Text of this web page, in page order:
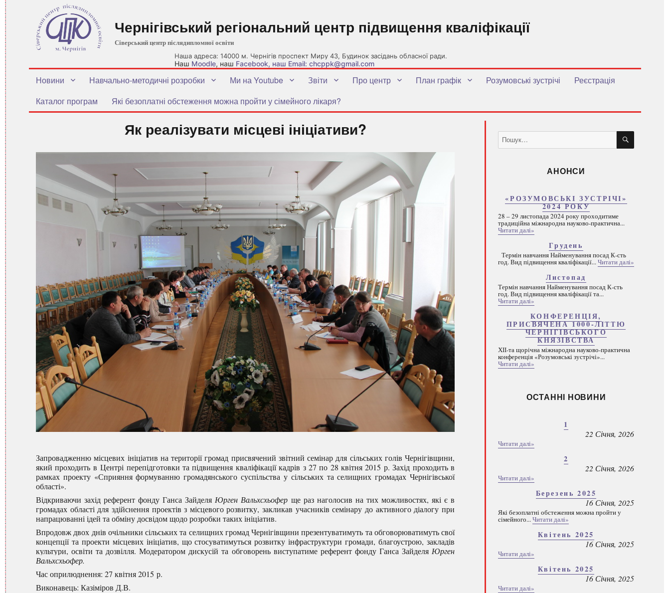
Наша адреса: 14000 м. Чернігів проспект Миру 43, Будинок засідань обласної ради.
Наш Moodle, наш Facebook, наш Email: chcppk@gmail.com
Чернігівський регіональний центр підвищення кваліфікації
Сіверський центр післядипломної освіти
Новини Навчально-методичні розробки Ми на Youtube Звіти Про центр План графік Розумовські зустрічі
Реєстрація
Каталог програм
Які безоплатні обстеження можна пройти у сімейного лікаря?
Як реалізувати місцеві ініціативи?
Запровадженню місцевих ініціатив на території громад присвячений звітний семінар для сільських голів Чернігівщини,
який проходить в Центрі перепідготовки та підвищення кваліфікації кадрів з 27 по 28 квітня 2015 р. Захід проходить в
рамках проекту «Сприяння формуванню громадянського суспільства у сільських та селищних громадах Чернігівської
області».
Відкриваючи захід референт фонду Ганса Зайделя Юрген Вальхсхьофер ще раз наголосив на тих можливостях, які є в
громадах області для здійснення проектів з місцевого розвитку, закликав учасників семінару до активного діалогу при
напрацюванні ідей та обміну досвідом щодо розробки таких ініціатив.
Впродовж двох днів очільники сільських та селищних громад Чернігівщини презентуватимуть та обговорюватимуть свої
концепції та проекти місцевих ініціатив, що стосуватимуться розвитку інфраструктури громади, благоустрою, закладів
культури, освіти та дозвілля. Модератором дискусій та обговорень виступатиме референт фонду Ганса Зайделя Юрген
Вальхсхьофер.
Час оприлюднення: 27 квітня 2015 р.
Виконавець: Казіміров Д.В.
Пошук
за
ШУКАТИ
АНОНСИ
«РОЗУМОВСЬКІ ЗУСТРІЧІ»
2024 РОКУ
28 – 29 листопада 2024 року проходитиме
традиційна міжнародна науково-практична...
Читати далі»
Грудень
Термін навчання Найменування посад К-сть
год. Вид підвищення кваліфікації...Читати далі»
Листопад
Термін навчання Найменування посад К-сть
год. Вид підвищення кваліфікації та...
Читати далі»
КОНФЕРЕНЦІЯ,
ПРИСВЯЧЕНА 1000-ЛІТТЮ
ЧЕРНІГІВСЬКОГО
КНЯЗІВСТВА
ХІІ-та щорічна міжнародна науково-практична
конференція «Розумовські зустрічі»...
Читати далі»
ОСТАННІ НОВИНИ
1
22 Січня, 2026
Читати далі»
2
22 Січня, 2026
Читати далі»
Березень 2025
16 Січня, 2025
Які безоплатні обстеження можна пройти у
сімейного...Читати далі»
Квітень 2025
16 Січня, 2025
Читати далі»
Квітень 2025
16 Січня, 2025
Читати далі»